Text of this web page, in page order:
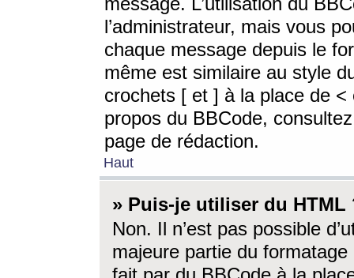
l’administrateur, mais vous
chaque message depuis le
même est similaire au style
crochets [ et ] à la place de <
propos du BBCode,
page de rédaction.
Haut
» Puis-je utiliser du HTML
Non. Il n’est pas possible
majeure partie du